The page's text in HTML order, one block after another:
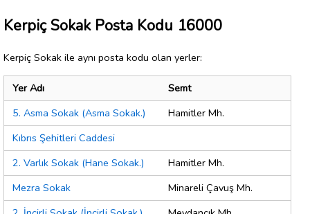
Kerpiç Sokak Posta Kodu 16000
Kerpiç Sokak ile aynı posta kodu olan yerler:
Yer Adı
Semt
5. Asma Sokak (Asma Sokak.)
Hamitler Mh.
Kıbrıs Şehitleri Caddesi
2. Varlık Sokak (Hane Sokak.)
Hamitler Mh.
Mezra Sokak
Minareli Çavuş Mh.